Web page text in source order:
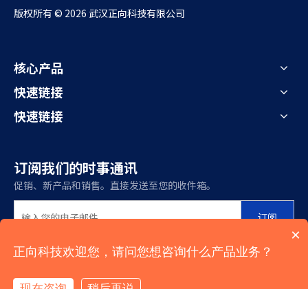
版权所有 © 2026 武汉正向科技有限公司
核心产品
快速链接
快速链接
订阅我们的时事通讯
促销、新产品和销售。直接发送至您的收件箱。
订阅
×
正向科技欢迎您，请问您想咨询什么产品业务？